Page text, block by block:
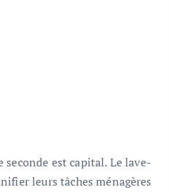
est capital. Le lave-
leurs tâches ménagères